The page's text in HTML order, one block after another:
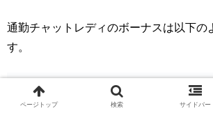
通勤チャットレディのボーナスは以下の
す。
対象日時
新人特別報酬
登録日から2ヶ月間 5時間以上
ページトップ 検索 サイドバー